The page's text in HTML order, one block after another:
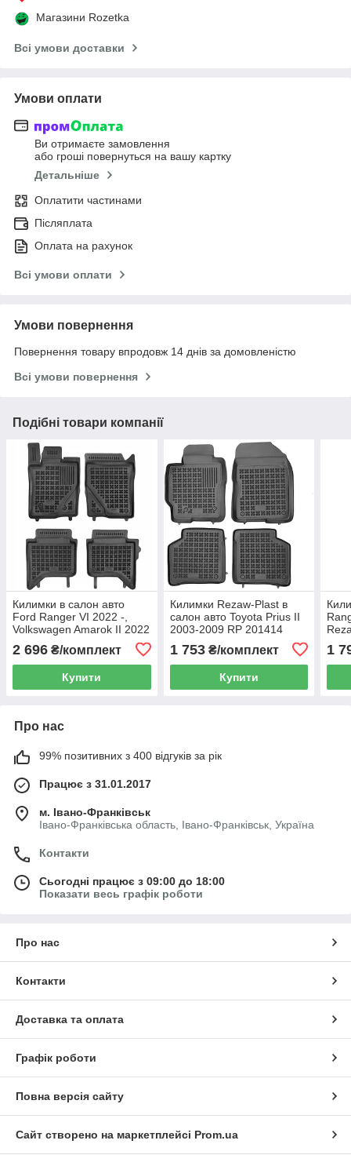
Магазини Rozetka
Всі умови доставки
Умови оплати
Ви отримаєте замовлення
або гроші повернуться на вашу картку
Детальніше
Оплатити частинами
Післяплата
Оплата на рахунок
Всі умови оплати
Умови повернення
Повернення товару впродовж 14 днів за домовленістю
Всі умови повернення
Подібні товари компанії
Килимки в салон авто
Ford Ranger VI 2022 -,
Volkswagen Amarok II 2022
- Rezaw-Plast RP 200644
2 696 ₴/комплект
Купити
Килимки Rezaw-Plast в
салон авто Toyota Prius II
2003-2009 RP 201414
1 753₴/комплект
Купити
1
Про нас
99% позитивних з 400 відгуків за рік
Працює з 31.01.2017
м. Івано-Франківськ
Івано-Франківська область, Івано-Франківськ, Україна
Контакти
Сьогодні працює з 09:00 до 18:00
Показати весь графік роботи
Про нас
Контакти
Доставка та оплата
Графік роботи
Повна версія сайту
Сайт створено на маркетплейсі Prom.ua